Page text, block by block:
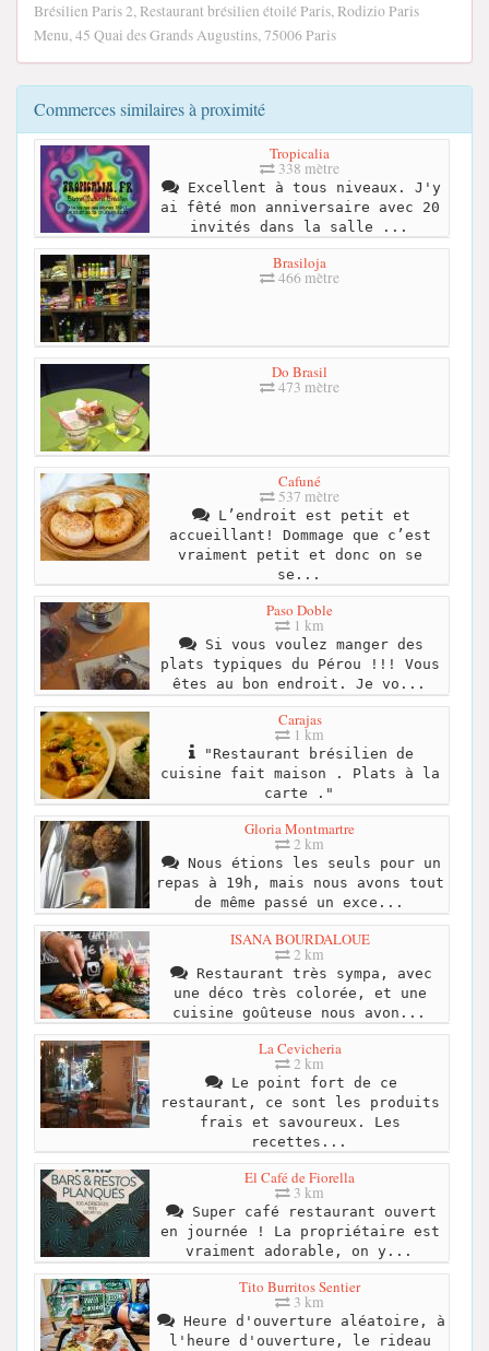
Brésilien Paris 2, Restaurant brésilien étoilé Paris, Rodizio Paris
Menu, 45 Quai des Grands Augustins, 75006 Paris
Commerces similaires à proximité
Tropicalia
338 mètre
Excellent à tous niveaux. J'y
ai fêté mon anniversaire avec 20
invités dans la salle ...
Brasiloja
466 mètre
Do Brasil
473 mètre
Cafuné
537 mètre
L’endroit est petit et
accueillant! Dommage que c’est
vraiment petit et donc on se
se...
Paso Doble
1 km
Si vous voulez manger des
plats typiques du Pérou !!! Vous
êtes au bon endroit. Je vo...
Carajas
1 km
"Restaurant brésilien de
cuisine fait maison . Plats à la
carte ."
Gloria Montmartre
2 km
Nous étions les seuls pour un
repas à 19h, mais nous avons tout
de même passé un exce...
ISANA BOURDALOUE
2 km
Restaurant très sympa, avec
une déco très colorée, et une
cuisine goûteuse nous avon...
La Cevicheria
2 km
Le point fort de ce
restaurant, ce sont les produits
frais et savoureux. Les
recettes...
El Café de Fiorella
3 km
Super café restaurant ouvert
en journée ! La propriétaire est
vraiment adorable, on y...
Tito Burritos Sentier
3 km
Heure d'ouverture aléatoire, à
l'heure d'ouverture, le rideau